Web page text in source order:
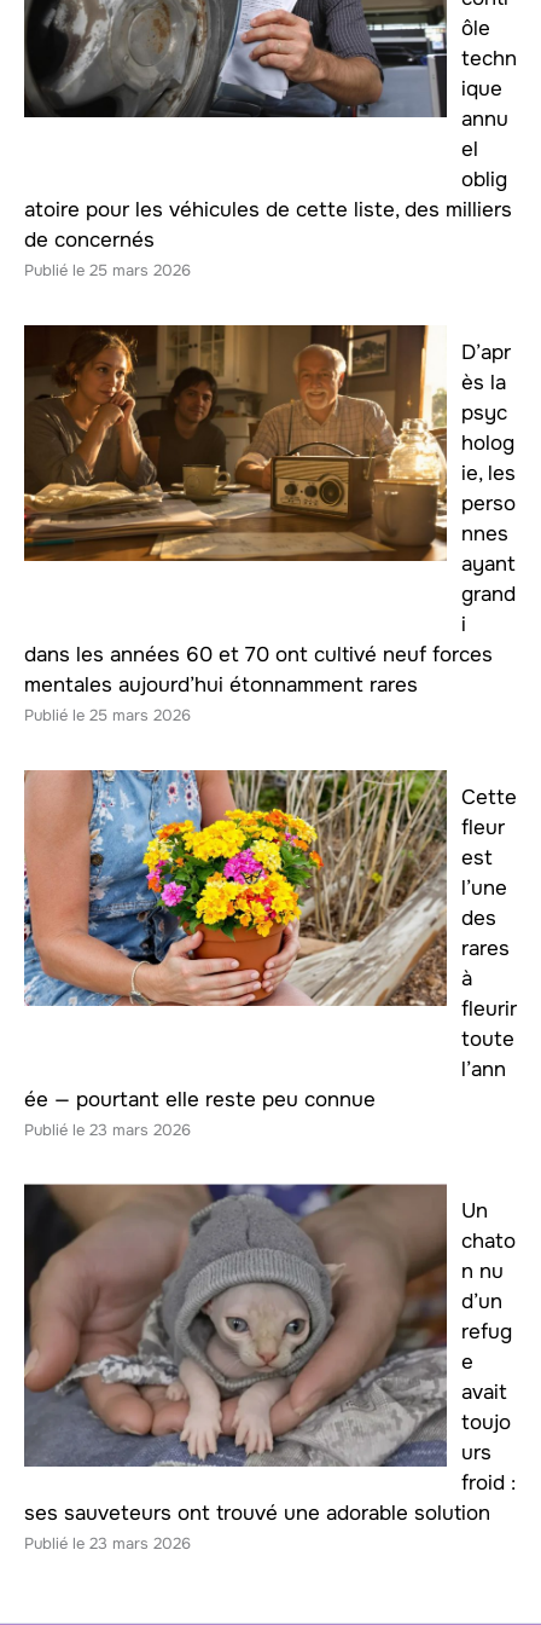
ôle
techn
ique
annu
el
oblig
atoire pour les véhicules de cette liste, des milliers
de concernés
25 mars 2026
D’apr
ès la
psyc
holog
ie, les
perso
nnes
ayant
grand
i
dans les années 60 et 70 ont cultivé neuf forces
mentales aujourd’hui étonnamment rares
25 mars 2026
Cette
fleur
est
l’une
des
rares
à
fleurir
toute
l’ann
ée — pourtant elle reste peu connue
23 mars 2026
Un
chato
n nu
d’un
refug
e
avait
toujo
urs
froid :
ses sauveteurs ont trouvé une adorable solution
23 mars 2026